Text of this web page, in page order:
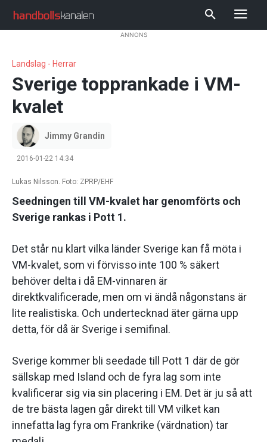
ANNONS
Landslag - Herrar
Sverige topprankade i VM-
kvalet
Jimmy Grandin
2016-01-22 14:34
Lukas Nilsson. Foto: ZPRP/EHF
Seedningen till VM-kvalet har genomförts och
Sverige rankas i Pott 1.
Det står nu klart vilka länder Sverige kan få möta i
VM-kvalet, som vi förvisso inte 100 % säkert
behöver delta i då EM-vinnaren är
direktkvalificerade, men om vi ändå någonstans är
lite realistiska. Och undertecknad äter gärna upp
detta, för då är Sverige i semifinal.
Sverige kommer bli seedade till Pott 1 där de gör
sällskap med Island och de fyra lag som inte
kvalificerar sig via sin placering i EM. Det är ju så att
de tre bästa lagen går direkt till VM vilket kan
innefatta lag fyra om Frankrike (värdnation) tar